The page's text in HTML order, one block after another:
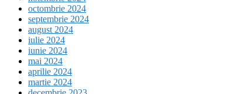
octombrie 2024
septembrie 2024
august 2024
iulie 2024
iunie 2024
mai 2024
aprilie 2024
martie 2024